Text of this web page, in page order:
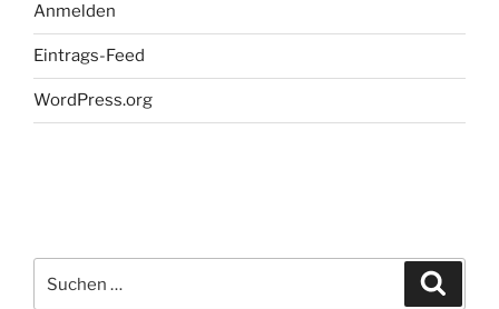
Anmelden
Eintrags-Feed
WordPress.org
nach: